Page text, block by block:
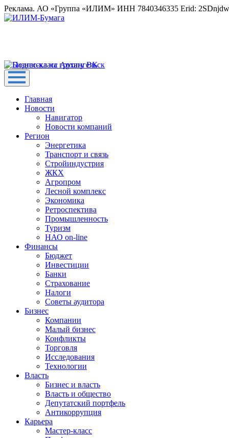
Реклама. АО «Группа «ИЛИМ» ИНН 7840346335 Erid:
Главная
Новости
Навигатор
Новости компаний
Регион
Энергетика
Транспорт и связь
Стройиндустрия
ЖКХ
Агропром
Лесной комплекс
Экономика
Ретроспектива
Промышленность
Туризм
НАО on-line
Финансы
Бюджет
Инвестиции
Банки
Страхование
Налоги
Советы аудитора
Бизнес
Компании
Малый бизнес
Конфликты
Торговля
Исследования
Технологии
Власть
Бизнес и власть
Власть и общество
Депутатский портфель
Антикоррупция
Карьера
Мастер-класс